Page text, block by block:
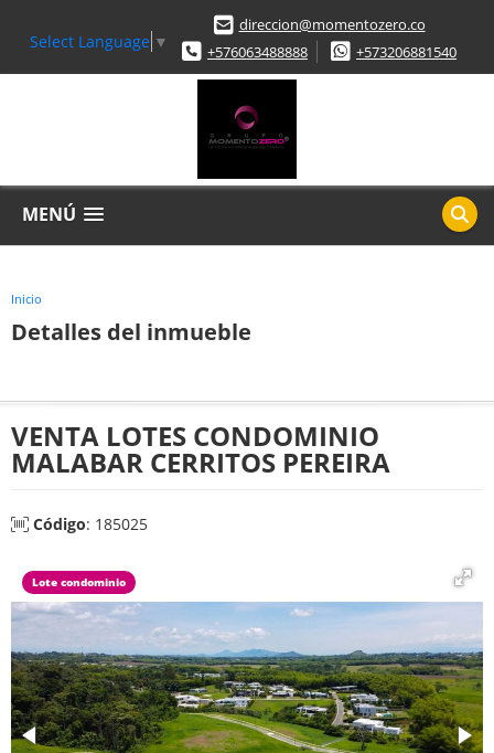
Select Language ▼
direccion@momentozero.co
+576063488888
+573206881540
MENÚ
Inicio
Detalles del inmueble
VENTA LOTES CONDOMINIO
MALABAR CERRITOS PEREIRA
Código: 185025
Lote condominio